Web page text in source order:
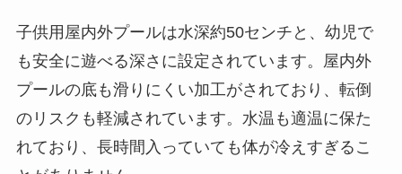
子供用屋内外プールは水深約50センチと、幼児で
も安全に遊べる深さに設定されています。屋内外
プールの底も滑りにくい加工がされており、転倒
のリスクも軽減されています。水温も適温に保た
れており、長時間入っていても体が冷えすぎるこ